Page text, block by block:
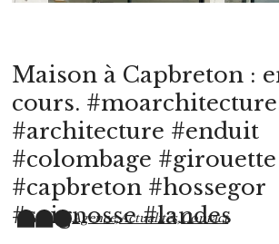
Maison à Capbreton :
cours.
#architecture #enduit
#colombage #girouette
#capbreton #hossegor
#seignosse #landes
Agence,Actualités,Contact